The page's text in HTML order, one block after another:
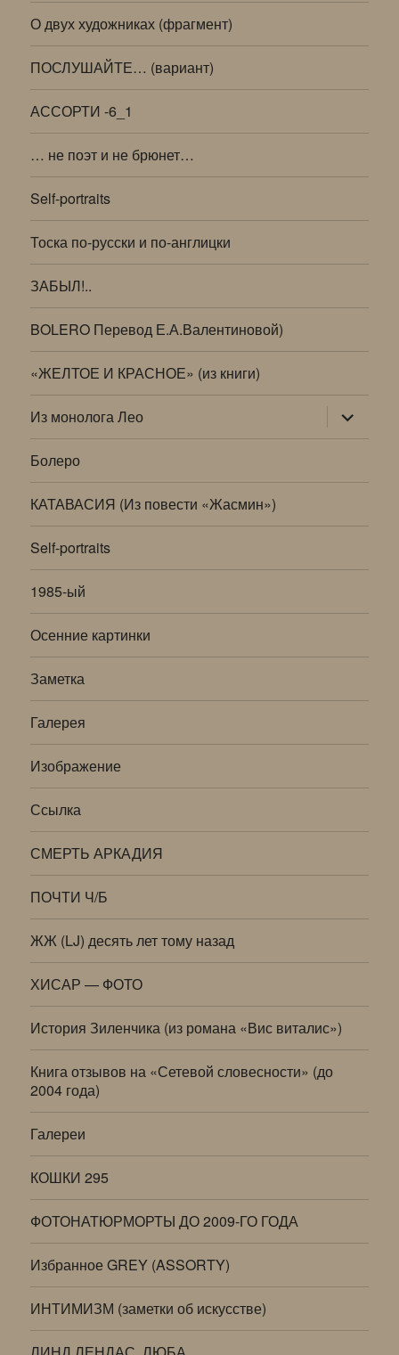
О двух художниках (фрагмент)
ПОСЛУШАЙТЕ… (вариант)
АССОРТИ -6_1
… не поэт и не брюнет…
Self-portraits
Тоска по-русски и по-англицки
ЗАБЫЛ!..
BOLERO Перевод Е.А.Валентиновой)
«ЖЕЛТОЕ И КРАСНОЕ» (из книги)
Из монолога Лео раскрыть
дочернее
меню
Болеро
КАТАВАСИЯ (Из повести «Жасмин»)
Self-portraits
1985-ый
Осенние картинки
Заметка
Галерея
Изображение
Ссылка
СМЕРТЬ АРКАДИЯ
ПОЧТИ Ч/Б
ЖЖ (LJ) десять лет тому назад
ХИСАР — ФОТО
История Зиленчика (из романа «Вис виталис»)
Книга отзывов на «Сетевой словесности» (до
2004 года)
Галереи
КОШКИ 295
ФОТОНАТЮРМОРТЫ ДО 2009-ГО ГОДА
Избранное GREY (ASSORTY)
ИНТИМИЗМ (заметки об искусстве)